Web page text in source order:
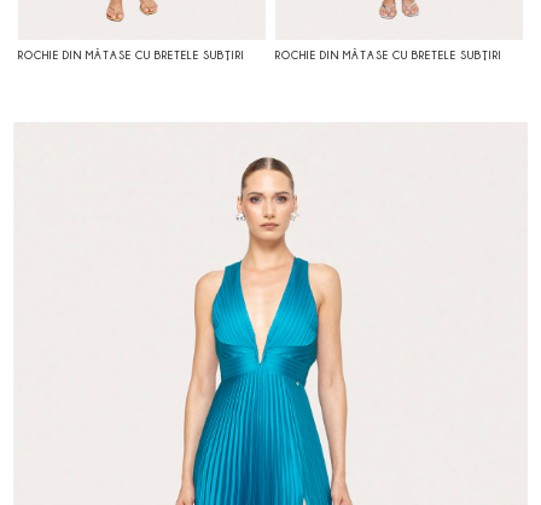
ROCHIE DIN MĂTASE CU BRETELE SUBŢIRI ROCHIE DIN MĂTASE CU BRETELE SUBŢIRI